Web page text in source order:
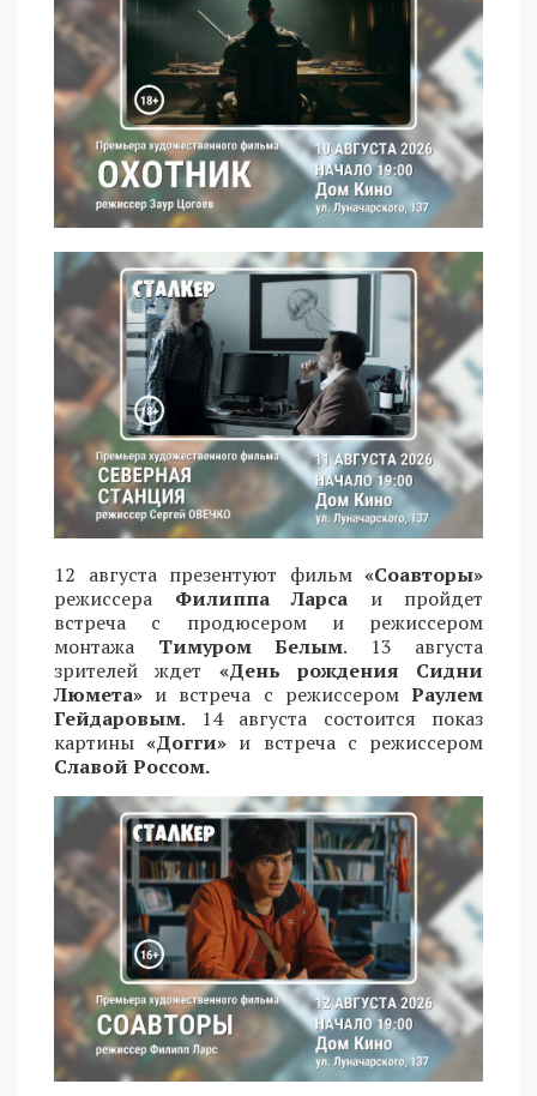
12 августа презентуют фильм «Соавторы»
режиссера Филиппа Ларса и пройдет
встреча с продюсером и режиссером
монтажа Тимуром Белым. 13 августа
зрителей ждет «День рождения Сидни
Люмета» и встреча с режиссером Раулем
Гейдаровым. 14 августа состоится показ
картины«Догги» и встреча с режиссером
Славой Россом.